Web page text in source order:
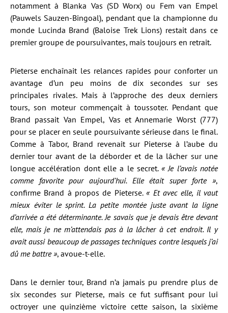
notamment à Blanka Vas (SD Worx) ou Fem van Empel
(Pauwels Sauzen-Bingoal), pendant que la championne du
monde Lucinda Brand (Baloise Trek Lions) restait dans ce
premier groupe de poursuivantes, mais toujours en retrait.
Pieterse enchaînait les relances rapides pour conforter un
avantage d’un peu moins de dix secondes sur ses
principales rivales. Mais à l’approche des deux derniers
tours, son moteur commençait à toussoter. Pendant que
Brand passait Van Empel, Vas et Annemarie Worst (777)
pour se placer en seule poursuivante sérieuse dans le final.
Comme à Tabor, Brand revenait sur Pieterse à l’aube du
dernier tour avant de la déborder et de la lâcher sur une
longue accélération dont elle a le secret.« Je l’avais notée
comme favorite pour aujourd’hui. Elle était super forte »,
confirme Brand à propos de Pieterse.« Et avec elle, il vaut
mieux éviter le sprint. La petite montée juste avant la ligne
d’arrivée a été déterminante. Je savais que je devais être devant
elle, mais je ne m’attendais pas à la lâcher à cet endroit. Il y
avait aussi beaucoup de passages techniques contre lesquels j’ai
dû me battre », avoue-t-elle.
Dans le dernier tour, Brand n’a jamais pu prendre plus de
six secondes sur Pieterse, mais ce fut suffisant pour lui
octroyer une quinzième victoire cette saison, la sixième